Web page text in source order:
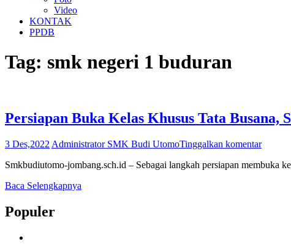
Video
KONTAK
PPDB
Tag: smk negeri 1 buduran
Persiapan Buka Kelas Khusus Tata
3 Des,2022 Administrator SMK Budi UtomoTinggalkan komentar
Smkbudiutomo-jombang.sch.id – Sebagai langkah persiapan
Baca Selengkapnya
Populer